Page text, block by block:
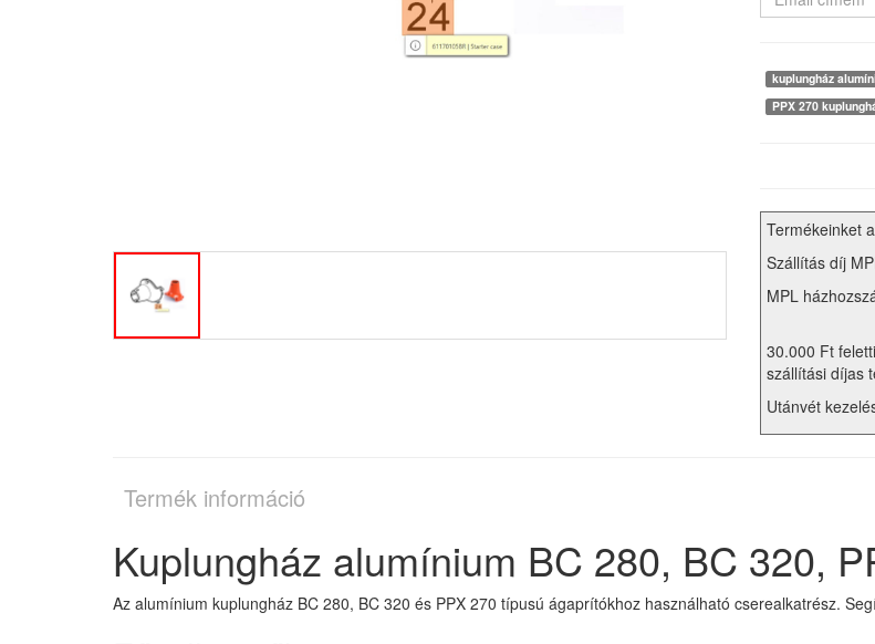
kuplungház
PPX 270
Termékeinket
Szállítás díj
MPL
30.000 Ft
szállítási díjas
Utánvét
Termék információ
Kuplungház alumínium BC 280, BC 320,
Az alumínium kuplungház BC 280, BC 320 és PPX 270 típusú ágaprítókhoz használható cserealkatrész.